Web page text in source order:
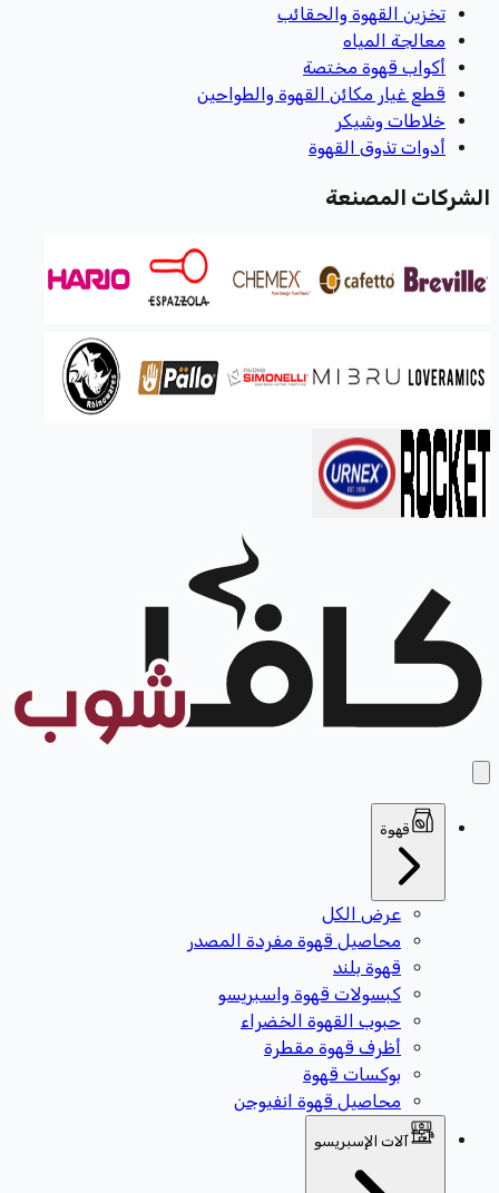
تخزين القهوة والحقائب
معالجة المياه
أكواب قهوة مختصة
قطع غيار مكائن القهوة والطواحين
خلاطات وشيكر
أدوات تذوق القهوة
الشركات المصنعة
قهوة
عرض الكل
محاصيل قهوة مفردة المصدر
قهوة بلند
كبسولات قهوة واسبريسو
حبوب القهوة الخضراء
أظرف قهوة مقطرة
بوكسات قهوة
محاصيل قهوة انفيوجن
آلات الإسبريسو